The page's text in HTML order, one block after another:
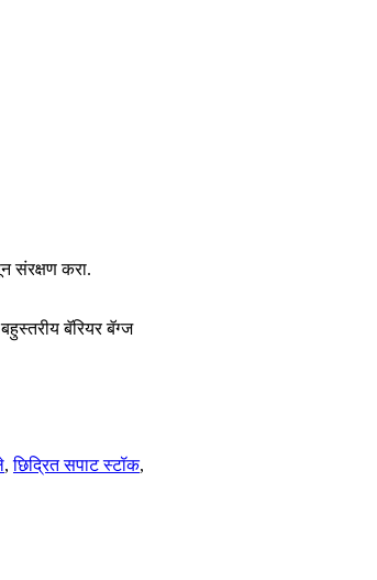
संरक्षण करा.
बॅरियर बॅग्ज
,छिद्रित सपाट स्टॉक,